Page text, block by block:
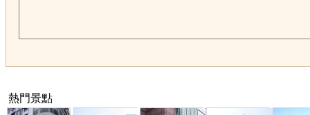
熱門景點